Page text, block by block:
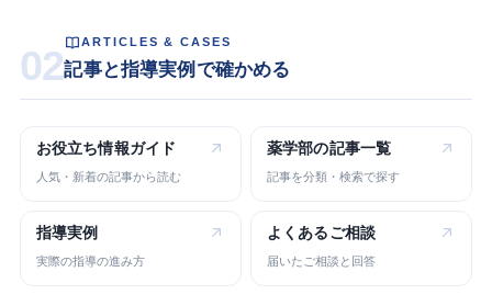
02
ARTICLES & CASES
記事と指導実例で確かめる
お役立ち情報ガイド
人気・新着の記事から読む
薬学部の記事一覧
記事を分類・検索で探す
指導実例
実際の指導の進み方
よくある ご相談
届いたご相談と回答